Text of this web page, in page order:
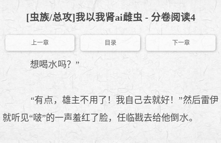
[虫族/总攻]我以我肾ai雌虫 - 分卷阅读4
上一章 目录 下一章
想喝 吗？”
“有
，雄主不用了！我自己去就好！”然后雷伊
就听见“啵”的一声羞红了脸，任临戡去给他倒
。